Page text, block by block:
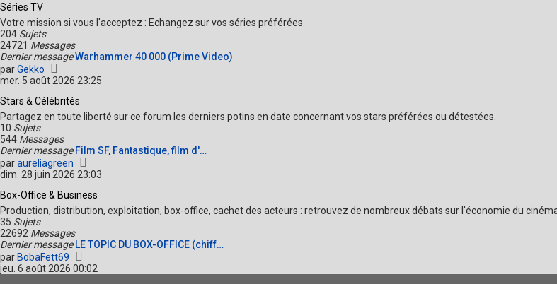
e
i
r
m
e
s
s
a
e
Séries TV
Votre mission si vous l'acceptez : Echangez sur vos séries préférées
204 Sujets
24721 Messages
Dernier messageWarhammer 40 000 (Prime Video)
parGekko
o
r
l
e
d
e
r
n
i
e
m
s
s
a
g
mer. 5 août 2026 23:25
Stars & Célébrités
Partagez en toute liberté sur ce forum les derniers potins en date concernant vos stars préférées ou détestées.
10 Sujets
544 Messages
Dernier message Film SF, Fantastique, film d'…
paraureliagreen
o
r
l
e
e
r
n
i
dim. 28 juin 2026 23:03
Box-Office & Business
Production, distribution, exploitation, box-office, cachet des acteurs : retrouvez de nombreux débats sur l'économie du
35 Sujets
22692 Messages
Dernier message LE TOPIC DU BOX-OFFICE (chiff…
par BobaFett69
o
i
jeu. 6 août 2026 00:02